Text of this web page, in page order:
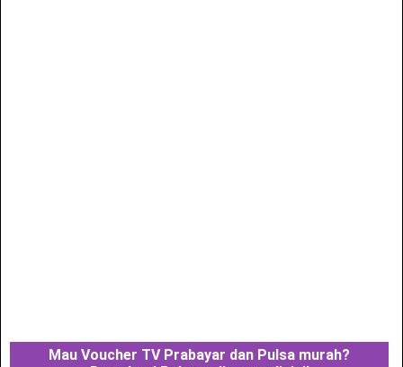
Mau Voucher TV Prabayar dan Pulsa murah?